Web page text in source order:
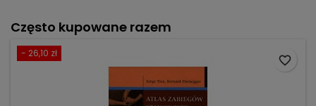
Często kupowane razem
- 26,10 zł
favorite_border